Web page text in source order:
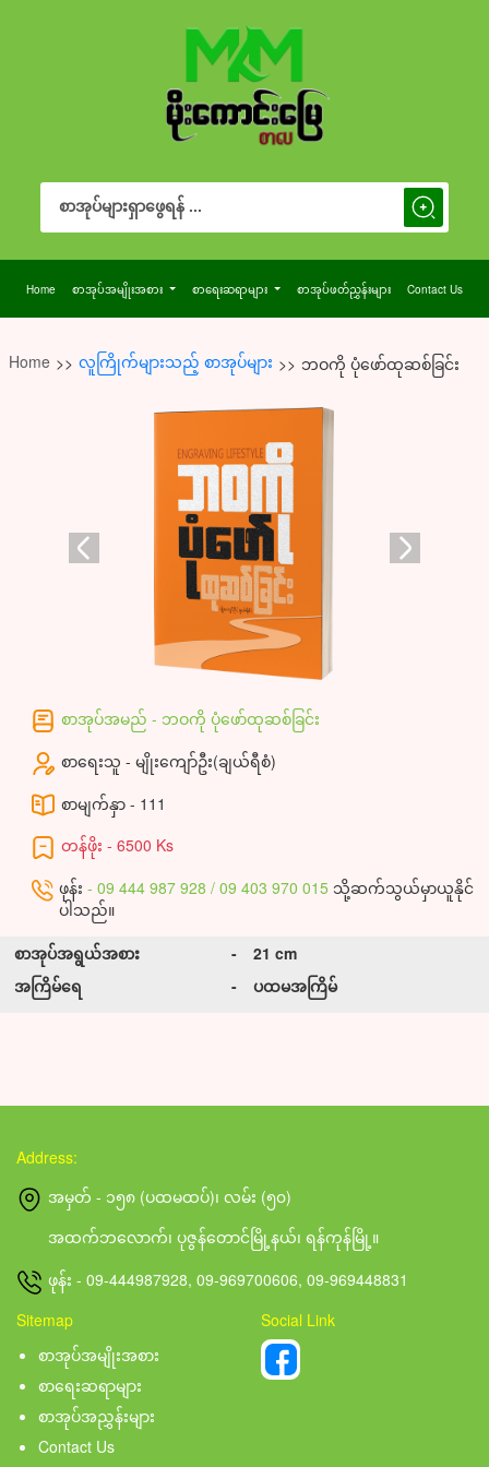
Search
for:
Search Button
Home စာအုပ်အမျိုးအစား စာရေးဆရာများ စာအုပ်ဖတ်ညွှန်းများ Contact Us
Home >> လူကြိုက်များသည့် စာအုပ်များ >> ဘဝကို ပုံဖော်ထုဆစ်ခြင်း
စာအုပ်အမည် - ဘဝကို ပုံဖော်ထုဆစ်ခြင်း
စာရေးသူ - မျိုးကျော်ဦး(ချယ်ရီစံ)
စာမျက်နှာ - 111
တန်ဖိုး - 6500 Ks
ဖုန်း- 09 444 987 928 / 09 403 970 015 သို့ဆက်သွယ်မှာယူနိုင်
ပါသည်။
စာအုပ်အရွယ်အစား
-
အကြိမ်ရေ
-
21 cm
ပထမအကြိမ်
Address:
အမှတ် - ၁၅၈ (ပထမထပ်)၊ လမ်း (၅၀)
အထက်ဘလောက်၊ ပုဇွန်တောင်မြို့နယ်၊ ရန်ကုန်မြို့။
ဖုန်း - 09-444987928, 09-969700606, 09-969448831
Sitemap
စာအုပ်အမျိုးအစား
စာရေးဆရာများ
စာအုပ်အညွှန်းများ
Contact Us
Social Link